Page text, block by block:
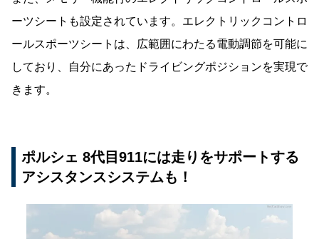
ーツシートも設定されています。エレクトリックコントロ
ールスポーツシートは、広範囲にわたる電動調節を可能に
しており、自分にあったドライビングポジションを実現で
きます。
ポルシェ 8代目911には走りをサポートする
アシスタンスシステムも！